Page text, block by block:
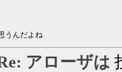
うんだよね
アローザは